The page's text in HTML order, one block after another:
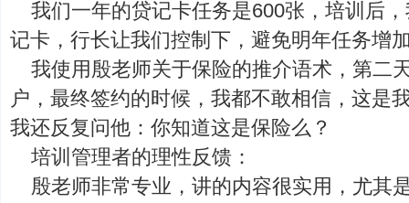
我们一年的贷记卡任务是600张，培训后
记卡，行长让我们控制下，避免明年任务增
我使用殷老师关于保险的推介语术，第二
户，最终签约的时候，我都不敢相信，这是
我还反复问他：你知道这是保险么？
培训管理者的理性反馈：
殷老师非常专业，讲的内容很实用，尤其